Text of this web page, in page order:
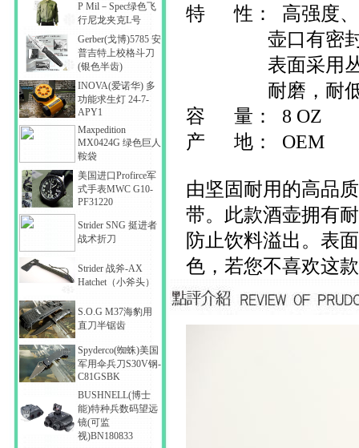
P Mil－Spec绿色飞
行尼龙夹克L号
Gerber(戈博)5785 安
普吉特上校格斗刀
(银色半齿)
INOVA(爱诺华) 多
功能求生灯 24-7-
APY1
Maxpedition
MX0424G 绿色巨人
鞍袋
美国进口Profirce军
式手表MWC G10-
PF31220
Strider SNG 挺进者
战术折刀
Strider 战斧-AX
Hatchet（小斧头）
S.O.G M37海豹用
直刀半锯齿
Spyderco(蜘蛛)美国
军用伞兵刀S30V钢-
C81GSBK
BUSHNELL(博士
能)特种兵数码望远
镜(可监
视)BN180833
特 性： 高强度、
壶口有密封
表面采用丛
耐磨，耐低高
容 量： 8 OZ
产 地： OEM
由坚固耐用的高品
带。此款酒壶拥有
防止饮料溢出。表
色，若您不喜欢这